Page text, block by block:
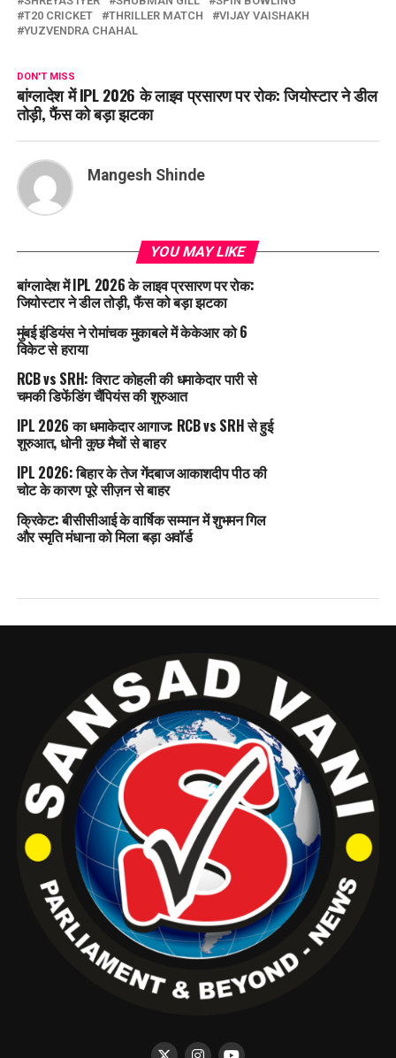
T20 CRICKET
THRILLER MATCH
VIJAY VAISHAKH
YUZVENDRA CHAHAL
DON'T MISS
बांग्लादेश में IPL 2026 के लाइव प्रसारण पर रोक: जियोस्टार ने डील
तोड़ी, फैंस को बड़ा झटका
Mangesh Shinde
YOU MAY LIKE
बांग्लादेश में IPL 2026 के लाइव प्रसारण पर रोक:
जियोस्टार ने डील तोड़ी, फैंस को बड़ा झटका
मुंबई इंडियंस ने रोमांचक मुकाबले में केकेआर को 6
विकेट से हराया
RCB vs SRH: विराट कोहली की धमाकेदार पारी से
चमकी डिफेंडिंग चैंपियंस की शुरुआत
IPL 2026 का धमाकेदार आगाज: RCB vs SRH से हुई
शुरुआत, धोनी कुछ मैचों से बाहर
IPL 2026: बिहार के तेज गेंदबाज आकाशदीप पीठ की
चोट के कारण पूरे सीज़न से बाहर
क्रिकेट: बीसीसीआई के वार्षिक सम्मान में शुभमन गिल
और स्मृति मंधाना को मिला बड़ा अवॉर्ड